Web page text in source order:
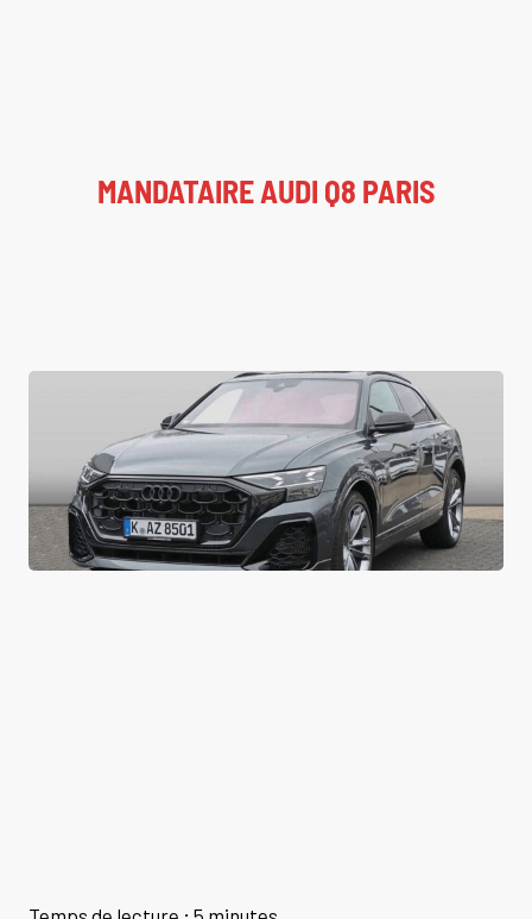
MANDATAIRE AUDI Q8 PARIS